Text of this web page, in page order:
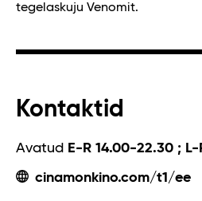
tegelaskuju Venomit.
Kontaktid
Avatud E-R 14.00-22.30 ;
cinamonkino.com/t1/ee